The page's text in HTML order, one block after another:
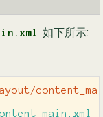
如下所示: